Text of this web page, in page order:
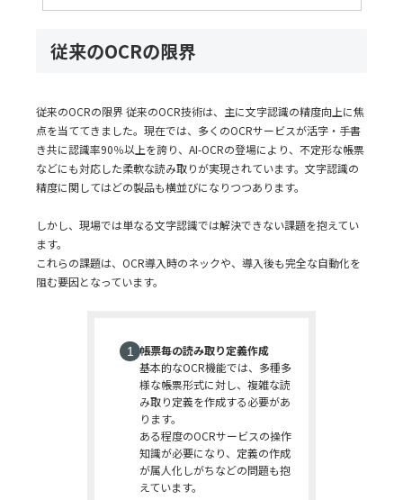
従来のOCRの限界
従来のOCRの限界 従来のOCR技術は、主に文字認識の精度向上に焦
点を当ててきました。現在では、多くのOCRサービスが活字・手書
き共に認識率90％以上を誇り、AI-OCRの登場により、不定形な帳票
などにも対応した柔軟な読み取りが実現されています。文字認識の
精度に関してはどの製品も横並びになりつつあります。
しかし、現場では単なる文字認識では解決できない課題を抱えてい
ます。
これらの課題は、OCR導入時のネックや、導入後も完全な自動化を
阻む要因となっています。
帳票毎の読み取り定義作成
基本的なOCR機能では、多種多
様な帳票形式に対し、複雑な読
み取り定義を作成する必要があ
ります。
ある程度のOCRサービスの操作
知識が必要になり、定義の作成
が属人化しがちなどの問題も抱
えています。